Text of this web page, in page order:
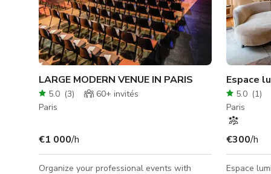
des castings. Idéal pour : • Photographie
lifestyle, portrait, e-co
cube blanc
le studio
LARGE MODERN VENUE IN PARIS
5.0 (3) 60+ invités
Paris
€1 000/h
Organize your professional events with
5.0 (1)
Paris
€300/h
Espace